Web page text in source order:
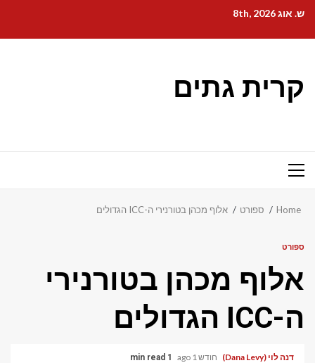
content
ש. אוג 8th, 2026
קרית גתים
Primary
Home ספורט אלוף מכהן בטורנירי ה-ICC הגדולים
ספורט
אלוף מכהן בטורנירי
ה-ICC הגדולים
דנה לוי (Dana Levy) חודש 1 ago 1 min read